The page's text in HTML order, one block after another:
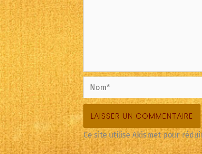
Nom*
Ce site utilise Akismet pour